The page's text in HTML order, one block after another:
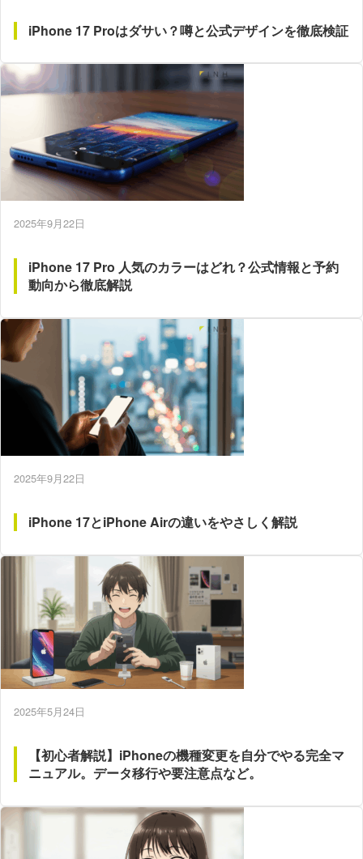
iPhone 17 Proはダサい？噂と公式デザインを徹底検証
2025年9月22日
iPhone 17 Pro 人気のカラーはどれ？公式情報と予約
動向から徹底解説
2025年9月22日
iPhone 17とiPhone Airの違いをやさしく解説
2025年5月24日
【初心者解説】iPhoneの機種変更を自分でやる完全マ
ニュアル。データ移行や要注意点など。